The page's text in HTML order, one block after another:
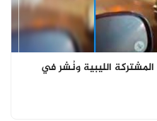
المشتركة الليبية ونُشر في